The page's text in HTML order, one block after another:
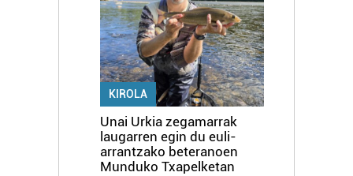
KIROLA
Unai Urkia zegamarrak
laugarren egin du euli-
arrantzako beteranoen
Munduko Txapelketan